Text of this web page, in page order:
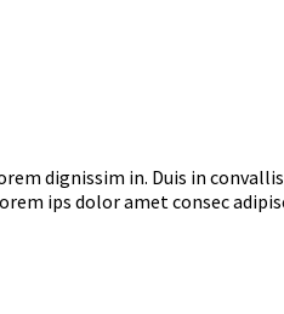
dignissim in. Duis in
ips dolor amet consec